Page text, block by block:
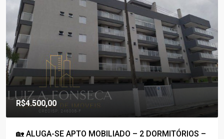
R$1.800.000,00
R$1.100,00 /Condomínio
🚀COBERTURA DUPLEX À VENDA – PRAIA GRANDE –